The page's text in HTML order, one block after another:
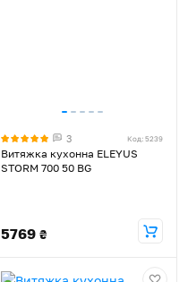
3 Код: 5239
Витяжка кухонна ELEYUS
STORM 700 50 BG
5769 ₴